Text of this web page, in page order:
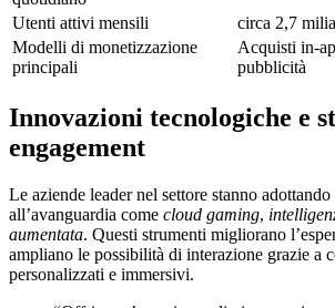
Utenti attivi mensili
circa 2,7
Modelli di monetizzazione
principali
Acquisti in-
pubblicità
Innovazioni tecnologiche e
engagement
Le aziende leader nel settore stanno
all’avanguardia come cloud gaming,
aumentata. Questi strumenti migliorano
ampliano le possibilità di interazione grazie a
personalizzati e immersivi.